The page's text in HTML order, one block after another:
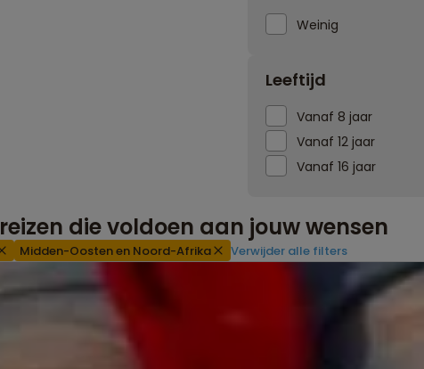
Weinig
Leeftijd
Vanaf 8 jaar
Vanaf 12 jaar
Vanaf 16 jaar
reizen die voldoen aan jouw wensen
Midden-Oosten en Noord-Afrika Verwijder alle filters